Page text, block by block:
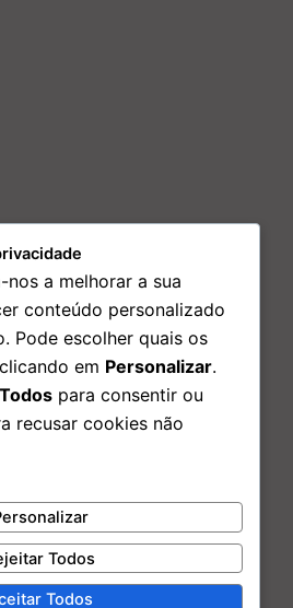
Brasilis, 17º andar Centro, Rio de
nos a melhorar a sua
conteúdo personalizado
Pode escolher quais os
em Personalizar.
para consentir ou
recusar cookies não
Todos
Todos